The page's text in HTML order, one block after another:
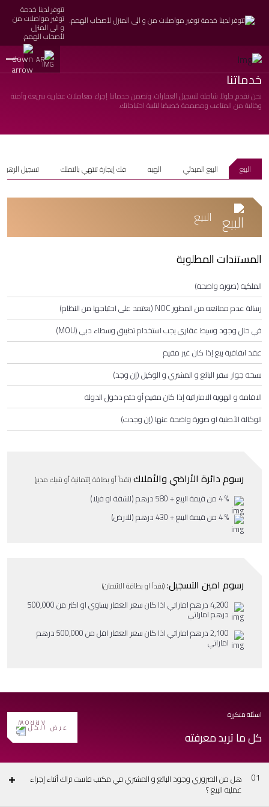
تتوفر لدينا خدمة
توفير مواصلات من
و الى المنزل
لأصحاب الهمم.
AR
خدماتنا
نحن نقدم حلولاً شاملة لتسجيل العقارات، وتضمن خدماتنا إجراء معاملات عقارية سريعة وآمنة
وخالية من المتاعب ومصممة خصيصًا لتلبية احتياجاتك.
البيع البيع المبدئي الهبه فك إيجارة تنتهي بالتملك تسجيل الرهن
البيع
المستندات المطلوبة
الملكية (صورة واضحة)
رسالة عدم ممانعه من المطور NOC (يعتمد على احتياجها من النظام)
في حال وجود وسيط عقاري يجب استخدام تطبيق وسطاء دبي (MOU)
عقد اتفاقية بيع إذا كان غير مقيم
نسخة جواز سفر البائع و المشتري و الوكيل (إن وجد)
الاقامة و الهوية الاماراتية إذا كان مقيم أو ختم دخول الدولة
الوكالة الأصلية او صورة واضحة عنها (إن وجدت)
رسوم دائرة الأراضي والأملاك(نقداً أو بطاقة إئتمانية أو شيك مدير)
% 4 من قيمة البيع + 580 درهم (للشقة او فيلا)
% 4 من قيمة البيع + 430 درهم (للارض)
رسوم امين التسجيل:(نقداً او بطاقة الائتمان)
4,200 درهم اماراتي اذا كان سعر العقار يساوي او اكثر من 500,000
درهم اماراتي
2,100 درهم اماراتي اذا كان سعر العقار اقل من 500,000 درهم
اماراتي
اسئلة متكررة
كل ما تريد معرفته
عرض الكل
01 هل من الضروري وجود البائع و المشتري في مكتب فاست تراك أثناء إجراء
عملية البيع ؟